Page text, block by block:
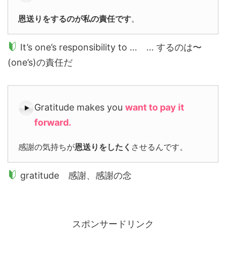
恩送りをするのが私の責任です。
It’s one’s responsibility to … ... するのは〜
(one’s)の責任だ
Gratitude makes you want to pay it
forward.
感謝の気持ちが恩送りをしたく させるんです。
gratitude 感謝、感謝の念
スポンサードリンク